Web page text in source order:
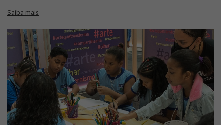
Saiba mais